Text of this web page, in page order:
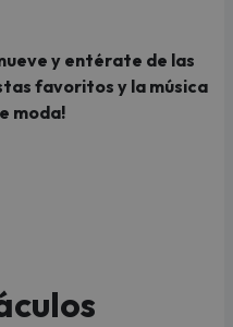
y entérate de las
favoritos y la música
moda!